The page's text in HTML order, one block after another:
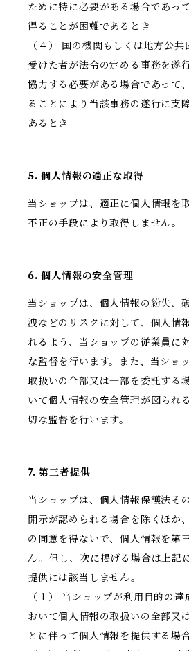
ために特に必要がある場合であっ
得ることが困難であるとき
（４） 国の機関もしくは地方公
受けた者が法令の定める事務を遂
協力する必要がある場合であって
ることにより当該事務の遂行に支
あるとき
5. 個人情報の適正な取得
当ショップは、適正に個人情報を
不正の手段により取得しません。
6. 個人情報の安全管理
当ショップは、個人情報の紛失、
洩などのリスクに対して、個人情
れるよう、当ショップの従業員に
な監督を行います。また、当ショ
取扱いの全部又は一部を委託する
いて個人情報の安全管理が図られ
切な監督を行います。
7. 第三者提供
当ショップは、個人情報保護法そ
開示が認められる場合を除くほか
の同意を得ないで、個人情報を第
ん。但し、次に掲げる場合は上記
提供には該当しません。
（１） 当ショップが利用目的の
おいて個人情報の取扱いの全部又
とに伴って個人情報を提供する場